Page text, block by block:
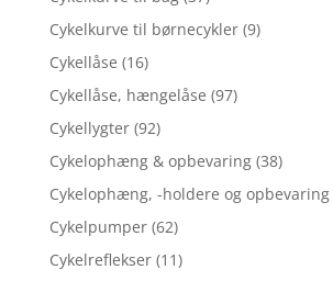
Cykelkurve til børnecykler (9)
Cykellåse (16)
Cykellåse, hængelåse (97)
Cykellygter (92)
Cykelophæng & opbevaring (38)
Cykelophæng, -holdere og opbevaring
Cykelpumper (62)
Cykelreflekser (11)